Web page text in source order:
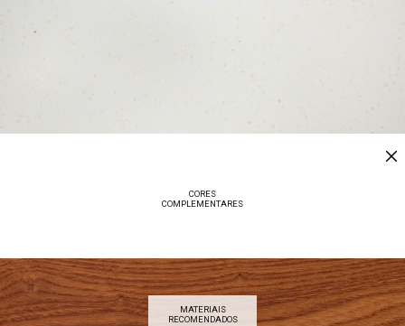
CORES
COMPLEMENTARES
MATERIAIS
RECOMENDADOS